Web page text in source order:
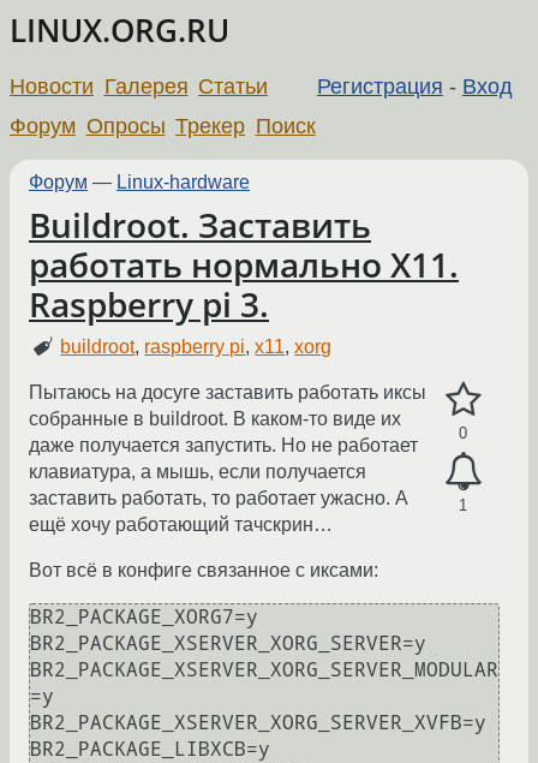
LINUX.ORG.RU
Регистрация - Вход
Новости Галерея Статьи
Форум Опросы Трекер Поиск
Форум — Linux-hardware
Buildroot. Заставить
работать нормально X11.
Raspberry pi 3.
buildroot, raspberry pi,x11,xorg
0
1
Пытаюсь на досуге заставить работать иксы
собранные в buildroot. В каком-то виде их
даже получается запустить. Но не работает
клавиатура, а мышь, если получается
заставить работать, то работает ужасно. А
ещё хочу работающий тачскрин…
Вот всё в конфиге связанное с иксами:
BR2_PACKAGE_XORG7=y
BR2_PACKAGE_XSERVER_XORG_SERVER=y
BR2_PACKAGE_XSERVER_XORG_SERVER_MODULAR
=y
BR2_PACKAGE_XSERVER_XORG_SERVER_XVFB=y
BR2_PACKAGE_LIBXCB=y